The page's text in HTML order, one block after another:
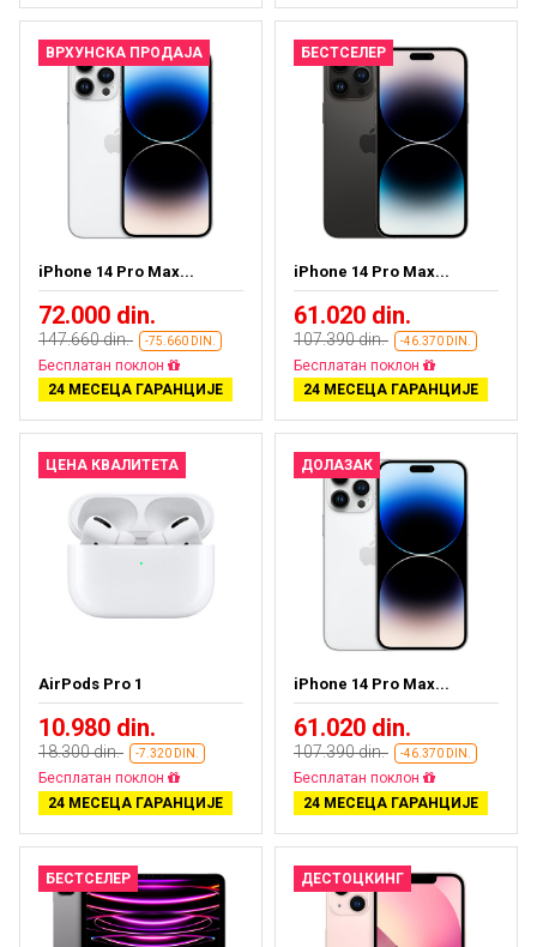
ВРХУНСКА ПРОДАЈА
iPhone 14 Pro Max...
72.000 din.
147.660 din. -75.660 DIN.
Бесплатан поклон
24 МЕСЕЦА ГАРАНЦИЈЕ
БЕСТСЕЛЕР
iPhone 14 Pro Max...
61.020 din.
107.390 din. -46.370 DIN.
Бесплатан поклон
24 МЕСЕЦА ГАРАНЦИЈЕ
ЦЕНА КВАЛИТЕТА
AirPods Pro 1
10.980 din.
18.300 din. -7.320 DIN.
Бесплатан поклон
24 МЕСЕЦА ГАРАНЦИЈЕ
ДОЛАЗАК
iPhone 14 Pro Max...
61.020 din.
107.390 din. -46.370 DIN.
Бесплатан поклон
24 МЕСЕЦА ГАРАНЦИЈЕ
БЕСТСЕЛЕР ДЕСТОЦКИНГ